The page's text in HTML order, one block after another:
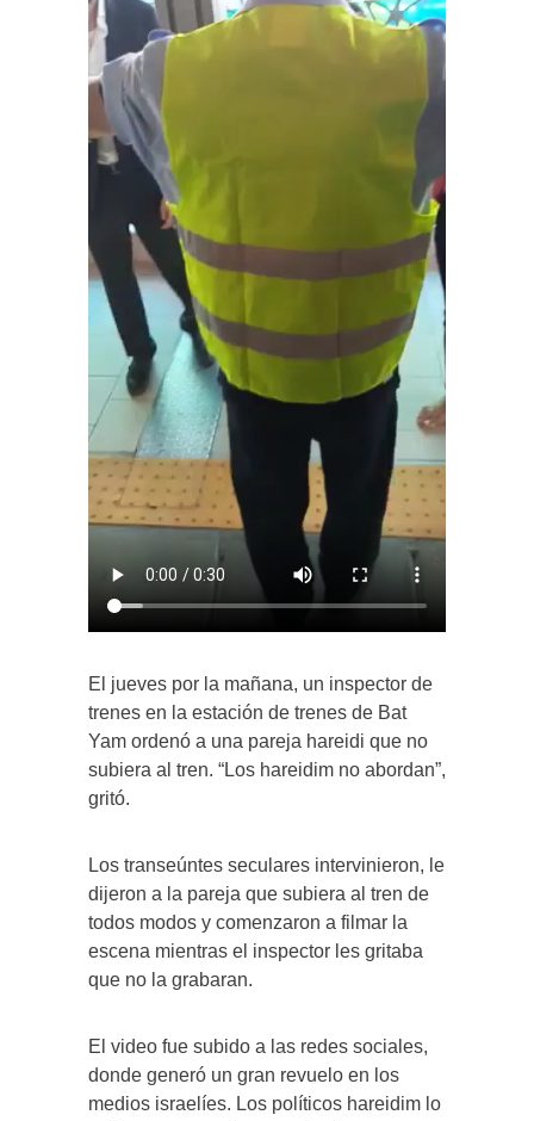
El jueves por la mañana, un inspector de
trenes en la estación de trenes de Bat
Yam ordenó a una pareja hareidi que no
subiera al tren. “Los hareidim no abordan”,
gritó.
Los transeúntes seculares intervinieron, le
dijeron a la pareja que subiera al tren de
todos modos y comenzaron a filmar la
escena mientras el inspector les gritaba
que no la grabaran.
El video fue subido a las redes sociales,
donde generó un gran revuelo en los
medios israelíes. Los políticos hareidim lo